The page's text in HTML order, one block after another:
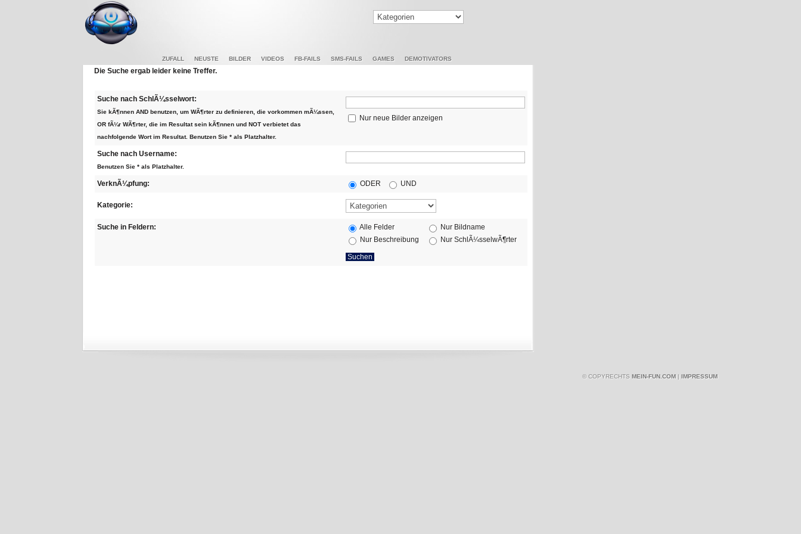
ZUFALL NEUSTE BILDER VIDEOS FB-FAILS SMS-FAILS GAMES DEMOTIVATORS
Die Suche ergab leider keine Treffer.
Suche nach SchlÃ¼sselwort:
Sie kÃ¶nnen AND benutzen, um WÃ¶rter zu definieren, die vorkommen mÃ¼ssen,
OR fÃ¼r WÃ¶rter, die im Resultat sein kÃ¶nnen und NOT verbietet das
nachfolgende Wort im Resultat. Benutzen Sie * als Platzhalter.
Nur neue Bilder anzeigen
Suche nach Username:
Benutzen Sie * als Platzhalter.
VerknÃ¼pfung: ODER UND
Kategorie:
Suche in Feldern: Alle Felder
Nur Bildname
Nur Beschreibung
Nur SchlÃ¼sselwÃ¶rter
© COPYRECHTS MEIN-FUN.COM | IMPRESSUM